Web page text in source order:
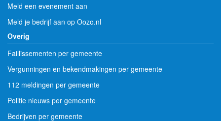
Meld een evenement aan
Meld je bedrijf aan op Oozo.nl
Overig
Faillissementen per gemeente
Vergunningen en bekendmakingen per gemeente
112 meldingen per gemeente
Politie nieuws per gemeente
Bedrijven per gemeente